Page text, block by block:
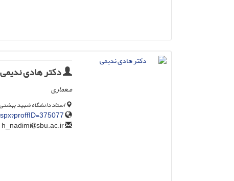
دکتر هادی ندیمی
مـعماری
استاد دانشگاه شهید بهشتی
sbu.ac.ir